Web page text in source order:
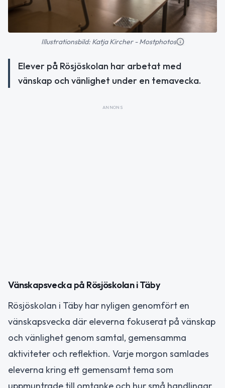
Illustrationsbild: Katja Kircher - Mostphotos
Elever på Rösjöskolan har arbetat med
vänskap och vänlighet under en temavecka.
ANNONS
Vänskapsvecka på Rösjöskolan i Täby
Rösjöskolan i Täby har nyligen genomfört en
vänskapsvecka där eleverna fokuserat på vänskap
och vänlighet genom samtal, gemensamma
aktiviteter och reflektion. Varje morgon samlades
eleverna kring ett gemensamt tema som